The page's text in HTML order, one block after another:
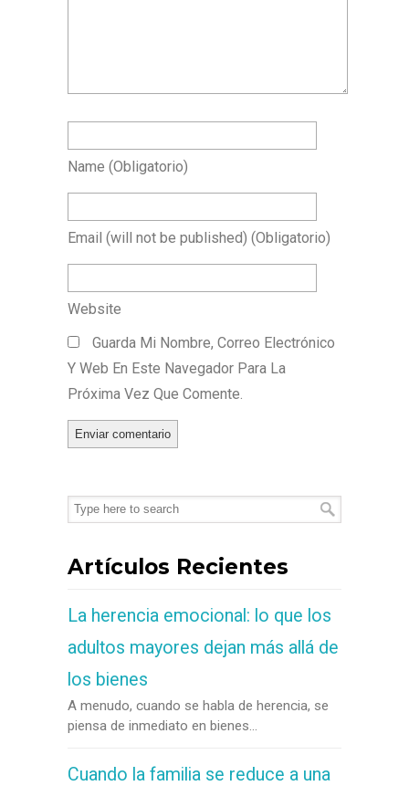
Name (obligatorio)
Email (will not be published) (obligatorio)
Website
Guarda Mi Nombre, Correo Electrónico
Y Web En Este Navegador Para La
Próxima Vez Que Comente.
Artículos Recientes
La herencia emocional: lo que los
adultos mayores dejan más allá de
los bienes
A menudo, cuando se habla de herencia, se
piensa de inmediato en bienes...
Cuando la familia se reduce a una